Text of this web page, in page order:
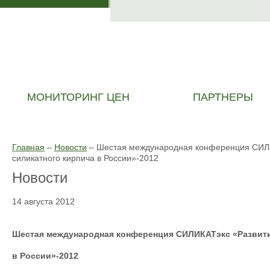
МОНИТОРИНГ ЦЕН ПАРТНЕРЫ
Главная – Новости – Шестая международная конференция
силикатного кирпича в России»-2012
Новости
14 августа 2012
Шестая международная конференция СИЛИКАТэкс
в России»-2012